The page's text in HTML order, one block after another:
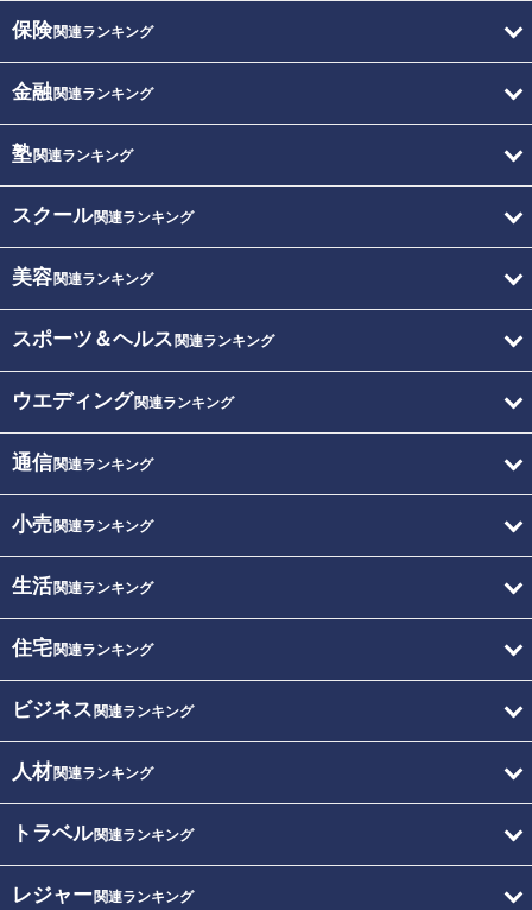
保険関連ランキング
金融関連ランキング
塾関連ランキング
スクール関連ランキング
美容関連ランキング
スポーツ＆ヘルス 関連ランキング
ウエディング関連ランキング
通信関連ランキング
小売関連ランキング
生活関連ランキング
住宅関連ランキング
ビジネス 関連ランキング
人材関連ランキング
トラベル関連ランキング
レジャー関連ランキング